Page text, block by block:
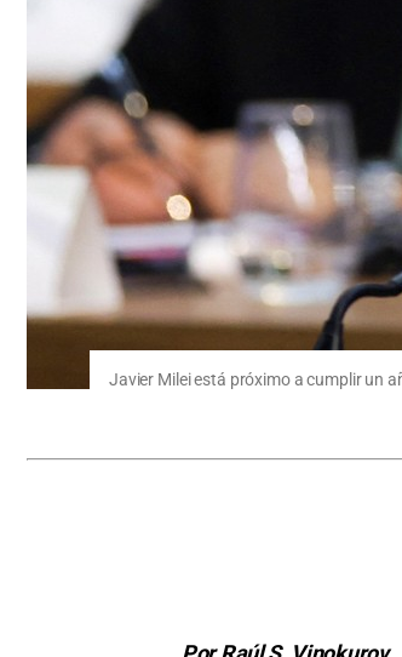
Javier Milei está próximo a cumplir un